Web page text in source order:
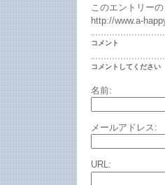
このエントリー
http://www.a-
コメント
コメントしてください
名前:
メールアドレス:
URL: